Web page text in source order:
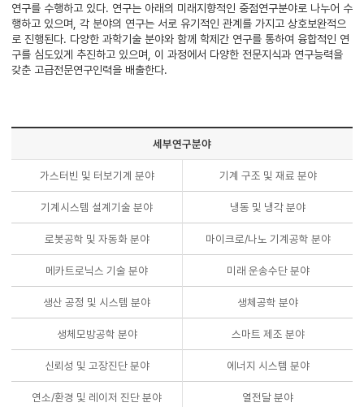
연구를 수행하고 있다. 연구는 아래의 미래지향적인 중점연구분야로 나누어 수
행하고 있으며, 각 분야의 연구는 서로 유기적인 관계를 가지고 상호보완적으
로 진행된다. 다양한 과학기술 분야와 함께 학제간 연구를 통하여 융합적인 연
구를 심도있게 추진하고 있으며, 이 과정에서 다양한 전문지식과 연구능력을
갖춘 고급전문연구인력을 배출한다.
세부연구분야
가스터빈 및 터보기계 분야 기계 구조 및 재료 분야
기계시스템 설계기술 분야 냉동 및 냉각 분야
로봇공학 및 자동화 분야 마이크로/나노 기계공학 분야
메카트로닉스 기술 분야 미래 운송수단 분야
생산 공정 및 시스템 분야 생체공학 분야
생체모방공학 분야 스마트 제조 분야
신뢰성 및 고장진단 분야 에너지 시스템 분야
연소/환경 및 레이저 진단 분야 열전달 분야